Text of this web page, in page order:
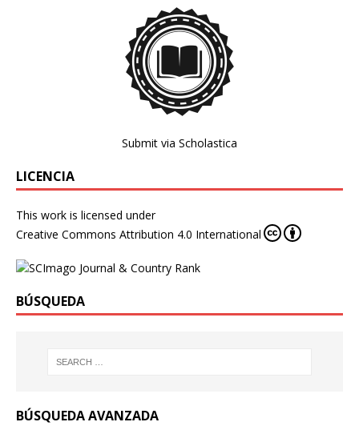
Submit via Scholastica
LICENCIA
This work is licensed under
Creative Commons Attribution 4.0 International
BÚSQUEDA
BÚSQUEDA AVANZADA